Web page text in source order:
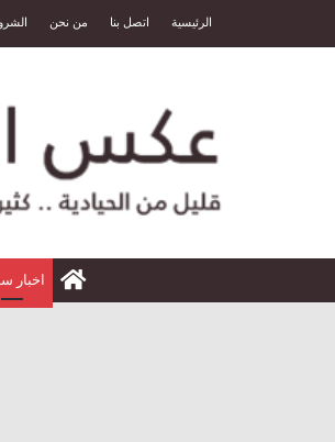
الرئيسية اتصل بنا من نحن
الرئيسية
اخبار